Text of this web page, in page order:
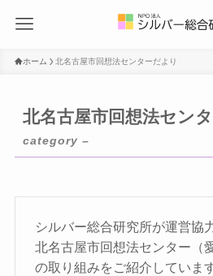
ホーム 北名古屋市回想法センターだより
北名古屋市回想法セン
category –
シルバー総合研究所が運営協
北名古屋市回想法センター（
の取り組みをご紹介していま